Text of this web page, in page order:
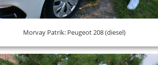
Morvay Patrik: Peugeot 208 (diesel)